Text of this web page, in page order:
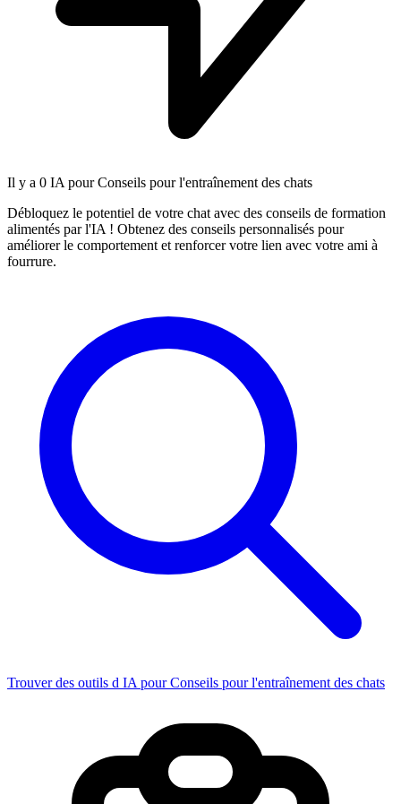
Il y a 0 IA pour Conseils pour l'entraînement des chats
Débloquez le potentiel de votre chat avec des conseils de formation
alimentés par l'IA ! Obtenez des conseils personnalisés pour
améliorer le comportement et renforcer votre lien avec votre ami à
fourrure.
Trouver des outils d IA pour Conseils pour l'entraînement des chats